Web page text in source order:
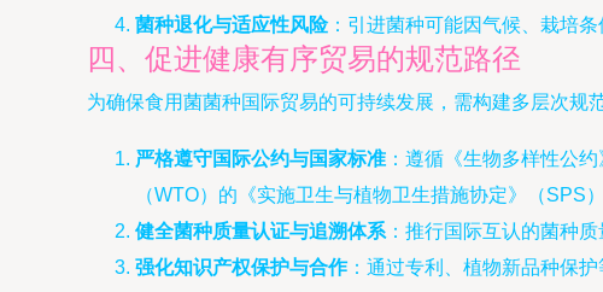
菌种退化与适应性风险：引进菌种可能因气候、栽培
四、促进健康有序贸易的规范路径
为确保食用菌菌种国际贸易的可持续发展，需构建多层次规
严格遵守国际公约与国家标准 ：遵循《生物多样性公
（WTO）的《实施卫生与植物卫生措施协定》（
健全菌种质量认证与追溯体系 ：推行国际互认的菌种
强化知识产权保护与合作：通过专利、植物新品种保